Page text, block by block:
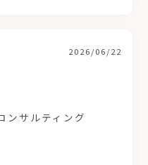
2026/06/22
ンサルティング